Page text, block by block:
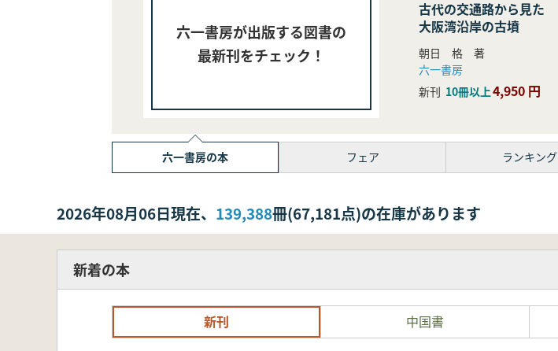
六一書房が出版する図書の
最新刊をチェック！
古代の交通路から見た
大阪湾沿岸の古墳
朝日 格 著
六一書房
新刊 10冊以上4,950 円
六一書房の本 フェア ランキング
2026年08月06日現在、 139,388冊(67,181点)の在庫があります
新着の本
新刊 中国書